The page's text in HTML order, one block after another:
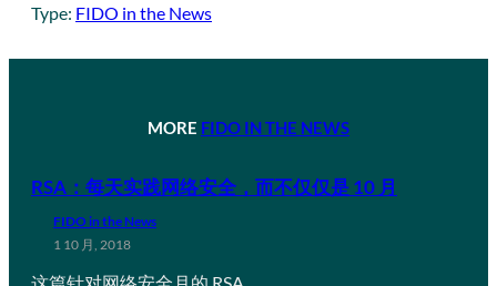
Type: FIDO in the News
MORE FIDO IN THE NEWS
RSA：每天实践网络安全，而不仅仅是 10 月
FIDO in the News
1 10 月, 2018
这篇针对网络安全月的 RSA …